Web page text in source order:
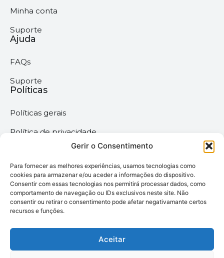
Gerir o Consentimento
Para fornecer as melhores experiências, usamos tecnologias como
cookies para armazenar e/ou aceder a informações do dispositivo.
Consentir com essas tecnologias nos permitirá processar dados, como
comportamento de navegação ou IDs exclusivos neste site. Não
consentir ou retirar o consentimento pode afetar negativamante certos
recursos e funções.
Aceitar
Minha conta
Suporte
Ajuda
FAQs
Suporte
Políticas
Políticas gerais
Política de privacidade
Termos & Condições
Política de cookies
Megaimprime © 2025 |
Todos os Direitos